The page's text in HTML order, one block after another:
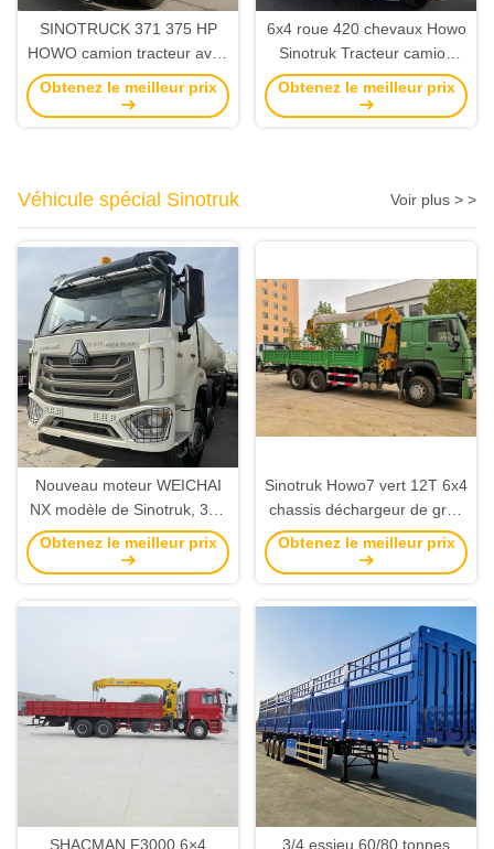
SINOTRUCK 371 375 HP
HOWO camion tracteur avec
la tête WEICHAI et le couple
maximum
Obtenez le meilleur prix
6x4 roue 420 chevaux Howo
Sinotruk Tracteur camion
utilisé Système multimédia
Euro 2
Obtenez le meilleur prix
Véhicule spécial Sinotruk Voir plus > >
Nouveau moteur WEICHAI
NX modèle de Sinotruk, 380
chevaux-Sprinkler d'eau
avec une batterie et le volant
pour la suppression de la
Tanzanie et
Obtenez le meilleur prix
Sinotruk Howo7 vert 12T 6x4
chassis déchargeur de grue
boom bien vendu en Afrique.
Obtenez le meilleur prix
SHACMAN F3000 6×4 3/4 essieu 60/80 tonnes